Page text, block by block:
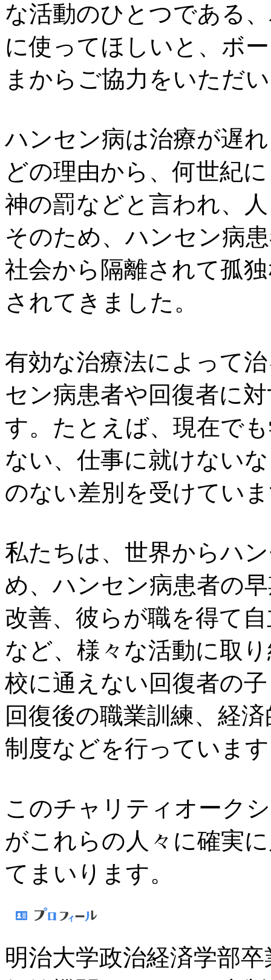
な活動のひとつである
に使ってほしいと、ボ
まからご協力をいただ
ハンセン病は治療が遅
どの理由から、何世紀
神の罰などと言われ、
そのため、ハンセン病
社会から隔離されて孤
されてきました。
有効な治療法によって
セン病患者や回復者に
す。たとえば、現在で
ない、仕事に就けない
のない差別を受けてい
私たちは、世界からハ
め、ハンセン病患者の
改善、彼らが職を得て
など、様々な活動に取
校に通えない回復者の
回復後の職業訓練、経
制度などを行っていま
このチャリティオーク
がこれらの人々に確実
てまいります。
明治大学政治経済学部